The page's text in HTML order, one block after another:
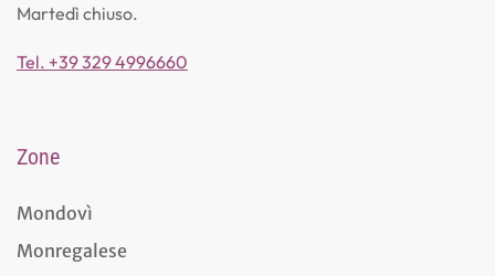
Martedì chiuso.
Tel. +39 329 4996660
Zone
Mondovì
Monregalese